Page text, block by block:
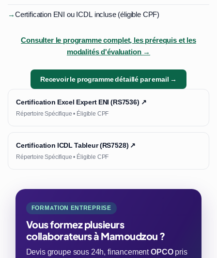
→Certification ENI ou ICDL incluse (éligible CPF)
Consulter le programme complet, les prérequis et les
modalités d'évaluation →
Recevoir le programme détaillé par email →
Certification Excel Expert ENI (RS7536) ↗
Répertoire Spécifique • Éligible CPF
Certification ICDL Tableur (RS7528) ↗
Répertoire Spécifique • Éligible CPF
FORMATION ENTREPRISE
Vous formez plusieurs
collaborateurs à Mamoudzou ?
Devis groupe sous 24h, financementOPCOpris